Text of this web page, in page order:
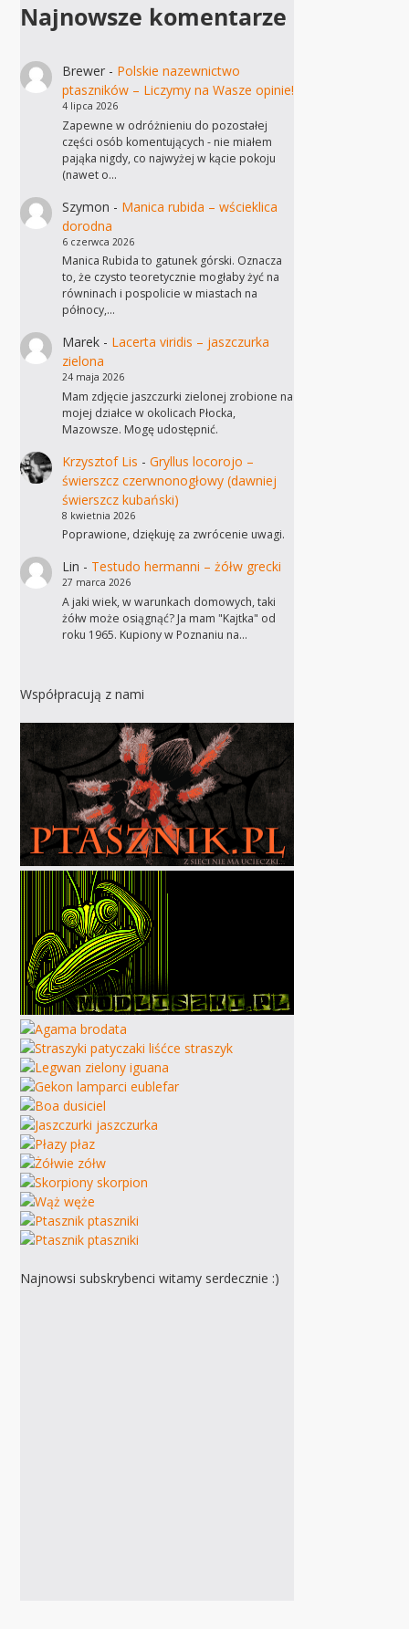
Najnowsze komentarze
Brewer- Polskie nazewnictwo
ptaszników – Liczymy na Wasze opinie!
4 lipca 2026
Zapewne w odróżnieniu do pozostałej
części osób komentujących - nie miałem
pająka nigdy, co najwyżej w kącie pokoju
(nawet o…
Szymon - Manica rubida – wścieklica
dorodna
6 czerwca 2026
Manica Rubida to gatunek górski. Oznacza
to, że czysto teoretycznie mogłaby żyć na
równinach i pospolicie w miastach na
północy,…
Marek- Lacerta viridis – jaszczurka
zielona
24 maja 2026
Mam zdjęcie jaszczurki zielonej zrobione na
mojej działce w okolicach Płocka,
Mazowsze. Mogę udostępnić.
Krzysztof Lis - Gryllus locorojo –
świerszcz czerwnonogłowy (dawniej
świerszcz kubański)
8 kwietnia 2026
Poprawione, dziękuję za zwrócenie uwagi.
Lin - Testudo hermanni – żółw grecki
27 marca 2026
A jaki wiek, w warunkach domowych, taki
żółw może osiągnąć? Ja mam "Kajtka" od
roku 1965. Kupiony w Poznaniu na…
Współpracują z nami
Najnowsi subskrybenci witamy serdecznie :)